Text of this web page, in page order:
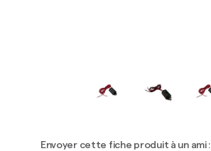
Envoyer cette fiche produit à un ami :